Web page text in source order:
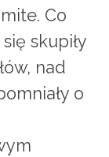
Co
skupiły
nad
o